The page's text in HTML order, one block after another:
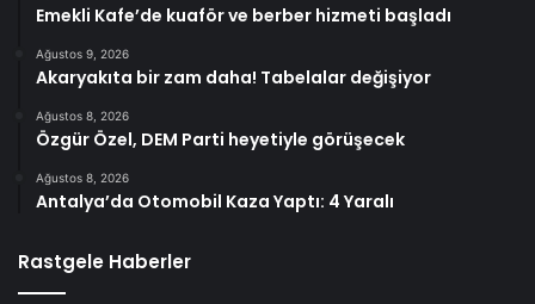
Emekli Kafe’de kuaför ve berber hizmeti başladı
Ağustos 9, 2026
Akaryakıta bir zam daha! Tabelalar değişiyor
Ağustos 8, 2026
Özgür Özel, DEM Parti heyetiyle görüşecek
Ağustos 8, 2026
Antalya’da Otomobil Kaza Yaptı: 4 Yaralı
Rastgele Haberler